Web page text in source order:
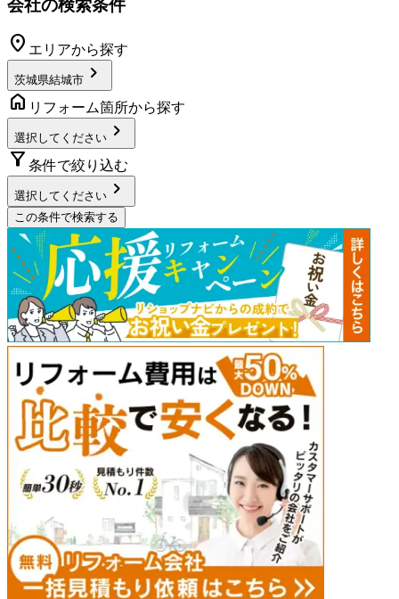
会社の検索条件
location_on エリアから探す
茨城県結城市 chevron_right
home リフォーム箇所から探す
選択してください chevron_right
filter_alt 条件で絞り込む
選択してください chevron_right
この条件で検索する